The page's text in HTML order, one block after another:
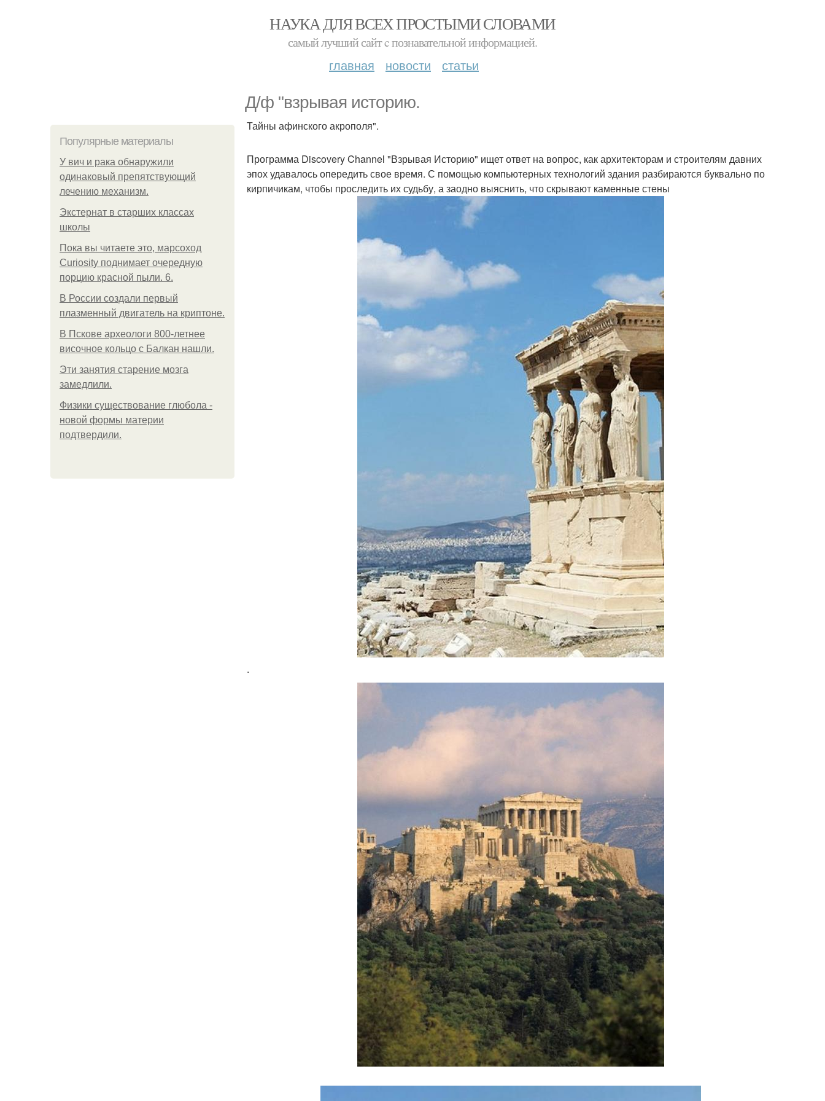
НАУКА ДЛЯ ВСЕХ ПРОСТЫМИ СЛОВАМИ
самый лучший сайт c познавательной информацией.
главная новости статьи
Д/ф "взрывая историю.
Популярные материалы
У вич и рака обнаружили
одинаковый препятствующий
лечению механизм.
Экстернат в старших классах
школы
Пока вы читаете это, марсоход
Curiosity поднимает очередную
порцию красной пыли. 6.
В России создали первый
плазменный двигатель на криптоне.
В Пскове археологи 800-летнее
височное кольцо с Балкан нашли.
Эти занятия старение мозга
замедлили.
Физики существование глюбола -
новой формы материи
подтвердили.
Тайны афинского акрополя".
Программа Discovery Channel "Взрывая Историю" ищет ответ на вопрос, как архитекторам и строителям давних
эпох удавалось опередить свое время. С помощью компьютерных технологий здания разбираются буквально по
кирпичикам, чтобы проследить их судьбу, а заодно выяснить, что скрывают каменные стены
.